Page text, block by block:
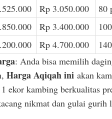
Rp 3.050.000 80
Rp 3.400.000
Rp 4.700.000
: Anda bisa memilih
Harga Aqiqah iniakan
ekor kambing berkualitas
nikmat dan gulai gurih